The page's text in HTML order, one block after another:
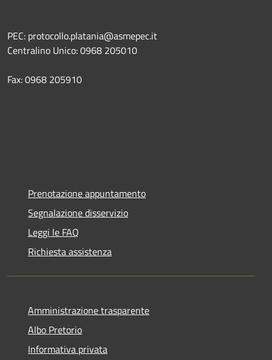
PEC: protocollo.platania@asmepec.it
Centralino Unico: 0968 205010
Fax: 0968 205910
Prenotazione appuntamento
Segnalazione disservizio
Leggi le FAQ
Richiesta assistenza
Amministrazione trasparente
Albo Pretorio
Informativa privata